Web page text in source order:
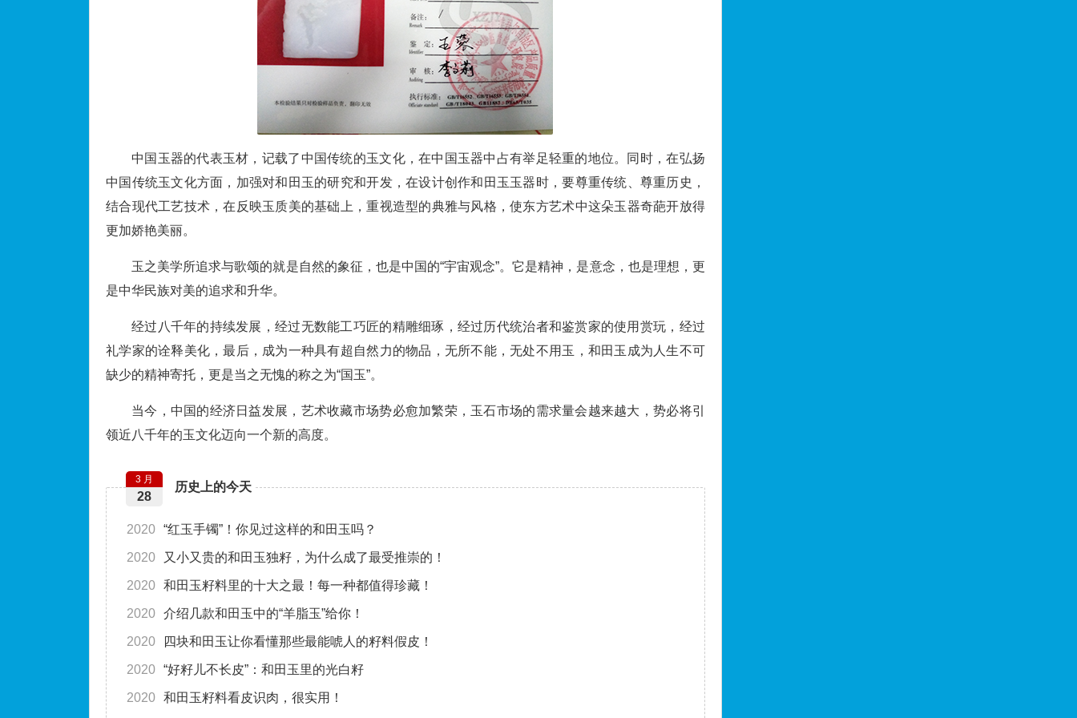
中国玉器的代表玉材，记载了中国传统的玉文化，在中国玉器中占有举足轻重的地位。同时，在弘扬
中国传统玉文化方面，加强对和田玉的研究和开发，在设计创作和田玉玉器时，要尊重传统、尊重历史，
结合现代工艺技术，在反映玉质美的基础上，重视造型的典雅与风格，使东方艺术中这朵玉器奇葩开放得
更加娇艳美丽。
玉之美学所追求与歌颂的就是自然的象征，也是中国的“宇宙观念”。它是精神，是意念，也是理想，更
是中华民族对美的追求和升华。
经过八千年的持续发展，经过无数能工巧匠的精雕细琢，经过历代统治者和鉴赏家的使用赏玩，经过
礼学家的诠释美化，最后，成为一种具有超自然力的物品，无所不能，无处不用玉，和田玉成为人生不可
缺少的精神寄托，更是当之无愧的称之为“国玉”。
当今，中国的经济日益发展，艺术收藏市场势必愈加繁荣，玉石市场的需求量会越来越大，势必将引
领近八千年的玉文化迈向一个新的高度。
历史上的今天
3 月
28
2020 “红玉手镯”！你见过这样的和田玉吗？
2020 又小又贵的和田玉独籽，为什么成了最受推崇的！
2020 和田玉籽料里的十大之最！每一种都值得珍藏！
2020 介绍几款和田玉中的“羊脂玉”给你！
2020 四块和田玉让你看懂那些最能唬人的籽料假皮！
2020 “好籽儿不长皮”：和田玉里的光白籽
2020 和田玉籽料看皮识肉，很实用！